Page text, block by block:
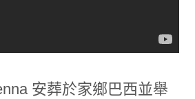
安葬於家鄉巴西並舉